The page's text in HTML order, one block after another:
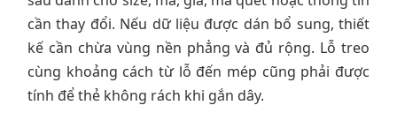
cần thay đổi. Nếu dữ liệu được dán bổ sung, thiết
kế cần chừa vùng nền phẳng và đủ rộng. Lỗ treo
cùng khoảng cách từ lỗ đến mép cũng phải được
tính để thẻ không rách khi gắn dây.